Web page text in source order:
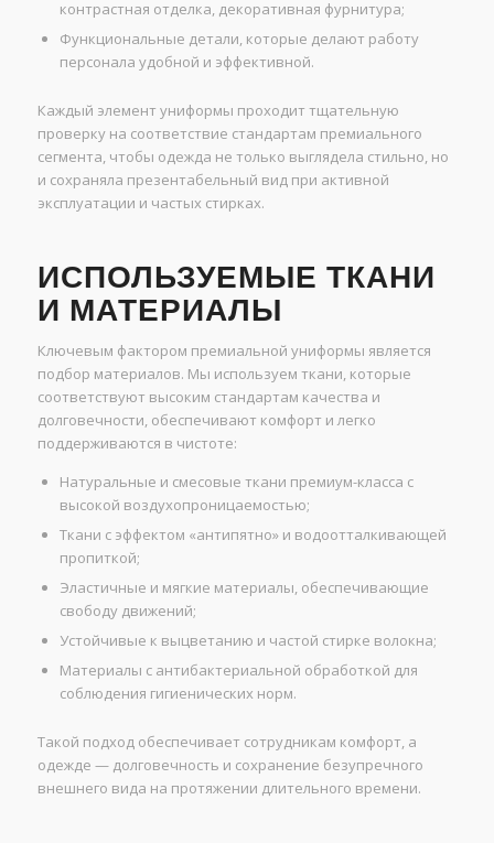
контрастная отделка, декоративная фурнитура;
Функциональные детали, которые делают работу
персонала удобной и эффективной.
Каждый элемент униформы проходит тщательную
проверку на соответствие стандартам премиального
сегмента, чтобы одежда не только выглядела стильно, но
и сохраняла презентабельный вид при активной
эксплуатации и частых стирках.
ИСПОЛЬЗУЕМЫЕ ТКАНИ
И МАТЕРИАЛЫ
Ключевым фактором премиальной униформы является
подбор материалов. Мы используем ткани, которые
соответствуют высоким стандартам качества и
долговечности, обеспечивают комфорт и легко
поддерживаются в чистоте:
Натуральные и смесовые ткани премиум-класса с
высокой воздухопроницаемостью;
Ткани с эффектом «антипятно» и водоотталкивающей
пропиткой;
Эластичные и мягкие материалы, обеспечивающие
свободу движений;
Устойчивые к выцветанию и частой стирке волокна;
Материалы с антибактериальной обработкой для
соблюдения гигиенических норм.
Такой подход обеспечивает сотрудникам комфорт, а
одежде — долговечность и сохранение безупречного
внешнего вида на протяжении длительного времени.